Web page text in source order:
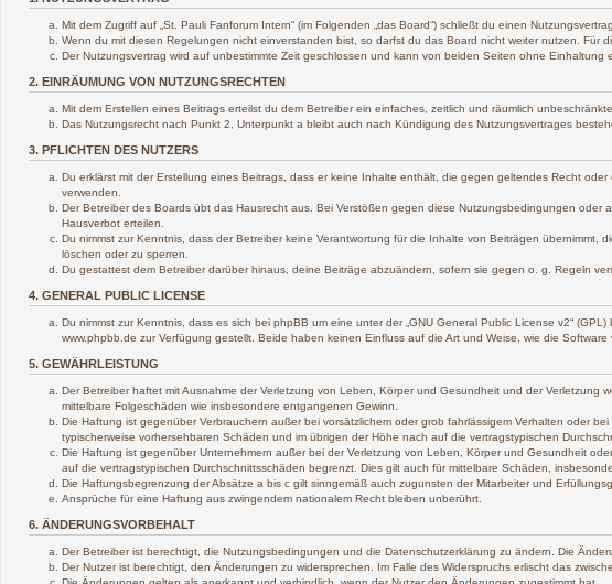
Mit dem Zugriff auf „St. Pauli Fanforum Intern“ (im Folgenden „das Board“) schließt du einen
Wenn du mit diesen Regelungen nicht einverstanden bist, so darfst du das Board nicht weiter nutzen. Für
Der Nutzungsvertrag wird auf unbestimmte Zeit geschlossen und kann von beiden Seiten ohne Einhaltung
2. EINRÄUMUNG VON NUTZUNGSRECHTEN
Mit dem Erstellen eines Beitrags erteilst du dem Betreiber ein einfaches, zeitlich und räumlich
Das Nutzungsrecht nach Punkt 2, Unterpunkt a bleibt auch nach Kündigung des Nutzungsvertrages
3. PFLICHTEN DES NUTZERS
Du erklärst mit der Erstellung eines Beitrags, dass er keine Inhalte enthält, die gegen geltendes Recht
verwenden.
Der Betreiber des Boards übt das Hausrecht aus. Bei Verstößen gegen diese Nutzungsbedingungen
Hausverbot erteilen.
Du nimmst zur Kenntnis, dass der Betreiber keine Verantwortung für die Inhalte von Beiträgen
löschen oder zu sperren.
Du gestattest dem Betreiber darüber hinaus, deine Beiträge abzuändern, sofern sie gegen o. g. Regeln
4. GENERAL PUBLIC LICENSE
Du nimmst zur Kenntnis, dass es sich bei phpBB um eine unter der „ GNU General Public License v2“
www.phpbb.de zur Verfügung gestellt. Beide haben keinen Einfluss auf die Art und Weise, wie die
5. GEWÄHRLEISTUNG
Der Betreiber haftet mit Ausnahme der Verletzung von Leben, Körper und Gesundheit und der
mittelbare Folgeschäden wie insbesondere entgangenen Gewinn.
Die Haftung ist gegenüber Verbrauchern außer bei vorsätzlichem oder grob fahrlässigem Verhalten oder
typischerweise vorhersehbaren Schäden und im übrigen der Höhe nach auf die vertragstypischen
Die Haftung ist gegenüber Unternehmern außer bei der Verletzung von Leben, Körper und Gesundheit
auf die vertragstypischen Durchschnittsschäden begrenzt. Dies gilt auch für mittelbare Schäden,
Die Haftungsbegrenzung der Absätze a bis c gilt sinngemäß auch zugunsten der Mitarbeiter und
Ansprüche für eine Haftung aus zwingendem nationalem Recht bleiben unberührt.
6. ÄNDERUNGSVORBEHALT
Der Betreiber ist berechtigt, die Nutzungsbedingungen und die Datenschutzerklärung zu ändern. Die
Der Nutzer ist berechtigt, den Änderungen zu widersprechen. Im Falle des Widerspruchs erlischt das